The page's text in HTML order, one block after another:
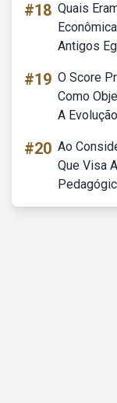
#18 Quais
Antigos
#19 O Score
Como
A
#20 Ao
Que Visa